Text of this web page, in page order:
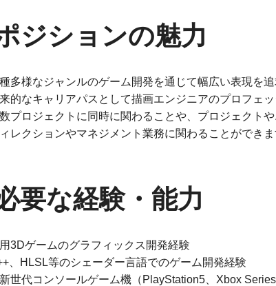
ジションの魅力
種多様なジャンルのゲーム開発を通じて幅広い表現を
来的なキャリアパスとして描画エンジニアのプロフェ
プロジェクトに同時に関わることや、プロジェクト
レクションやマネジメント業務に関わることができま
要な経験・能力
用3Dゲームのグラフィックス開発経験
、HLSL等のシェーダー言語でのゲーム開発経験
新世代コンソールゲーム機（PlayStation5、Xbox